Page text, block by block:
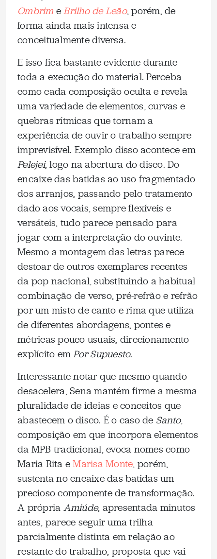
Ombrim eBrilho de Leão, porém, de
forma ainda mais intensa e
conceitualmente diversa.
E isso fica bastante evidente durante
toda a execução do material. Perceba
como cada composição oculta e revela
uma variedade de elementos, curvas e
quebras rítmicas que tornam a
experiência de ouvir o trabalho sempre
imprevisível. Exemplo disso acontece em
Pelejei, logo na abertura do disco. Do
encaixe das batidas ao uso fragmentado
dos arranjos, passando pelo tratamento
dado aos vocais, sempre flexíveis e
versáteis, tudo parece pensado para
jogar com a interpretação do ouvinte.
Mesmo a montagem das letras parece
destoar de outros exemplares recentes
da pop nacional, substituindo a habitual
combinação de verso, pré-refrão e refrão
por um misto de canto e rima que utiliza
de diferentes abordagens, pontes e
métricas pouco usuais, direcionamento
explícito emPor Supuesto.
Interessante notar que mesmo quando
desacelera, Sena mantém firme a mesma
pluralidade de ideias e conceitos que
abastecem o disco. É o caso de Santo,
composição em que incorpora elementos
da MPB tradicional, evoca nomes como
Maria Rita eMarisa Monte, porém,
sustenta no encaixe das batidas um
precioso componente de transformação.
A própria Amiúde, apresentada minutos
antes, parece seguir uma trilha
parcialmente distinta em relação ao
restante do trabalho, proposta que vai